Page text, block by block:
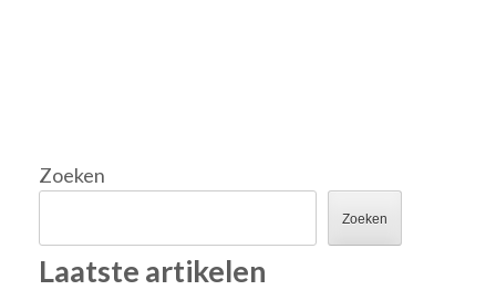
Zoeken
Zoeken
Laatste artikelen